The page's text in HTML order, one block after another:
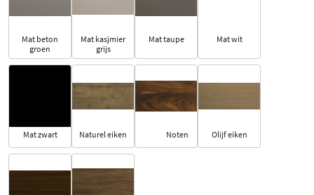
Mat beton
groen
Mat kasjmier
grijs
Mat taupe Mat wit
Mat zwart Naturel eiken Noten Olijf eiken